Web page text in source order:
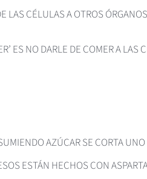
LAS CÉLULAS A OTROS
ES NO DARLE DE COMER A
AZÚCAR SE CORTA
ESTÁN HECHOS CON